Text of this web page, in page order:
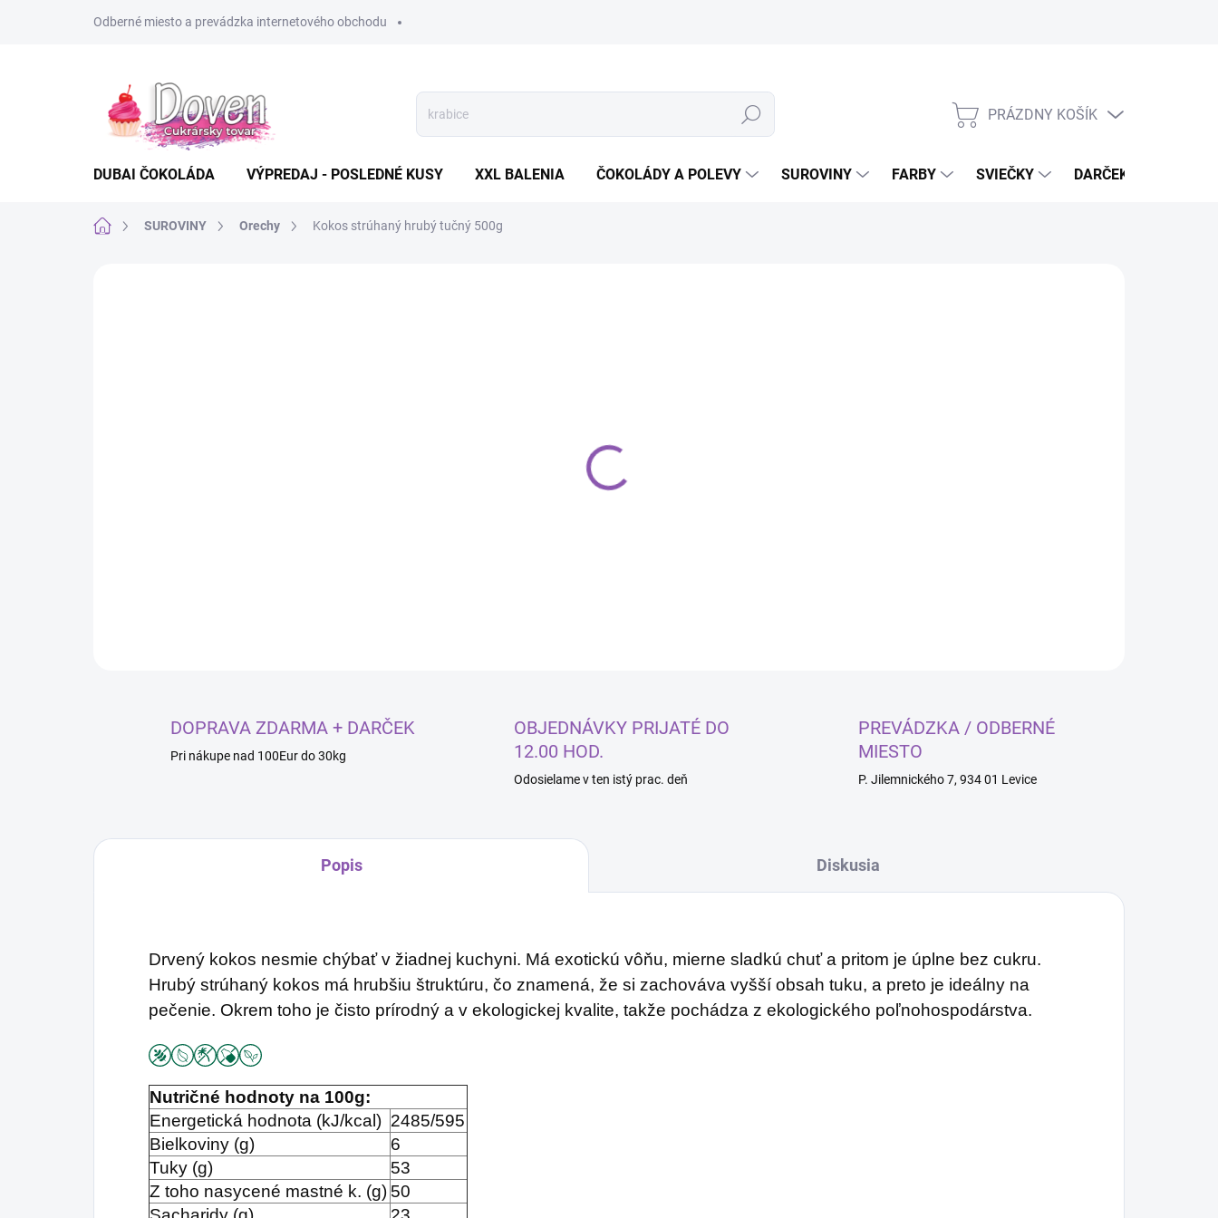
Odberné miesto a prevádzka internetového obchodu
Hľadať
NÁKUPNÝ
PRÁZDNY KOŠÍK
DUBAI ČOKOLÁDA VÝPREDAJ - POSLEDNÉ KUSY XXL BALENIA ČOKOLÁDY A POLEVY SUROVINY FARBY SVIEČKY DARČEKOVÝ POUKAZ
DomovSUROVINY Orechy Kokos strúhaný hrubý tučný 500g
DOPRAVA ZDARMA + DARČEK
Pri nákupe nad 100Eur do 30kg
OBJEDNÁVKY PRIJATÉ DO
12.00 HOD.
Odosielame v ten istý prac. deň
PREVÁDZKA / ODBERNÉ
MIESTO
P. Jilemnického 7, 934 01 Levice
Popis Diskusia
Drvený kokos nesmie chýbať v žiadnej kuchyni. Má exotickú vôňu, mierne sladkú chuť a pritom je úplne bez cukru.
Hrubý strúhaný kokos má hrubšiu štruktúru, čo znamená, že si zachováva vyšší obsah tuku, a preto je ideálny na
pečenie. Okrem toho je čisto prírodný a v ekologickej kvalite, takže pochádza z ekologického poľnohospodárstva.
Nutričné hodnoty na 100g:
Energetická hodnota (kJ/kcal) 2485/595
Bielkoviny (g)
6
Tuky (g)
53
Z toho nasycené mastné k. (g) 50